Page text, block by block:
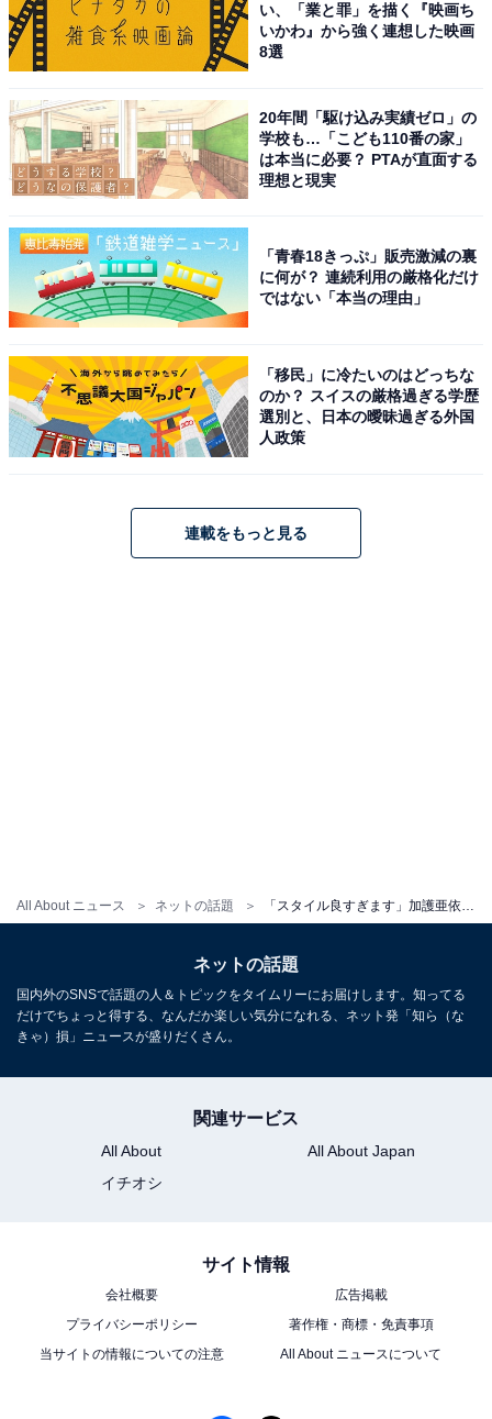
All About ニュース ネットの話題
い、「業と罪」を描く『映画ち
いかわ』から強く連想した映画
8選
20年間「駆け込み実績ゼロ」の
学校も…「こども110番の家」
は本当に必要？ PTAが直面する
理想と現実
「青春18きっぷ」販売激減の裏
に何が？ 連続利用の厳格化だけ
ではない「本当の理由」
「移民」に冷たいのはどっちな
のか？ スイスの厳格過ぎる学歴
選別と、日本の曖昧過ぎる外国
人政策
連載をもっと見る
ネットの話題
国内外のSNSで話題の人＆トピックをタイムリーにお届けします。知ってる
だけでちょっと得する、なんだか楽しい気分になれる、ネット発「知ら（な
きゃ）損」ニュースが盛りだくさん。
関連サービス
All About
All About Japan
イチオシ
サイト情報
会社概要
広告掲載
プライバシーポリシー
著作権・商標・免責事項
当サイトの情報についての注意
All About ニュースについて